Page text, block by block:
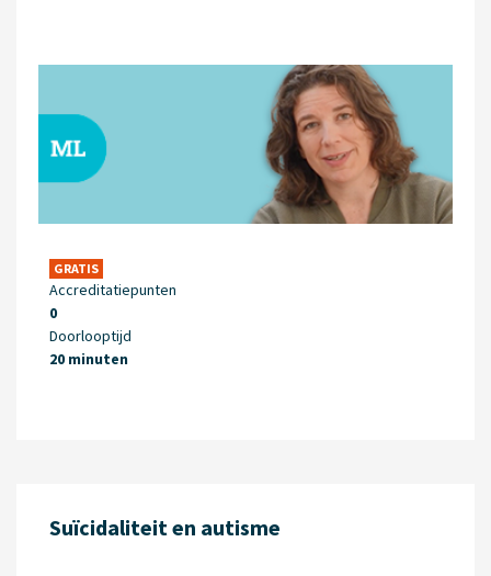
GRATIS
Accreditatiepunten
0
Doorlooptijd
20 minuten
Suïcidaliteit en autisme